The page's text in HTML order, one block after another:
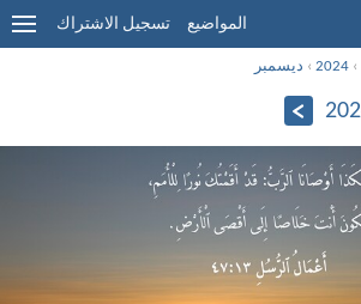
المواضيع تسجيل الاشتراك
›
2024
› ديسمبر